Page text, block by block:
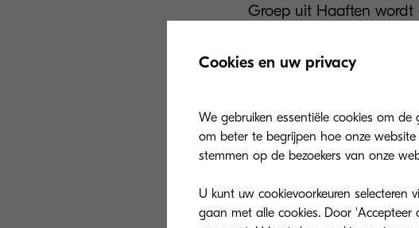
Groep uit Haaften wordt
Oplossing
Na een grondige
maatwerkoplossing
drie verschillende
De operatie vindt plaats
onderwijssoftware en de
Cookies en uw privacy
We gebruiken essentiële cookies om
om beter te begrijpen hoe onze
stemmen op de bezoekers van onze
U kunt uw cookievoorkeuren selecteren
gaan met alle cookies. Door